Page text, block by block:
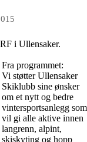
i Ullensaker.
Fra programmet:
Vi støtter Ullensaker
Skiklubb sine ønsker
om et nytt og bedre
vintersportsanlegg som
vil gi alle aktive innen
langrenn, alpint,
skiskyting og hopp